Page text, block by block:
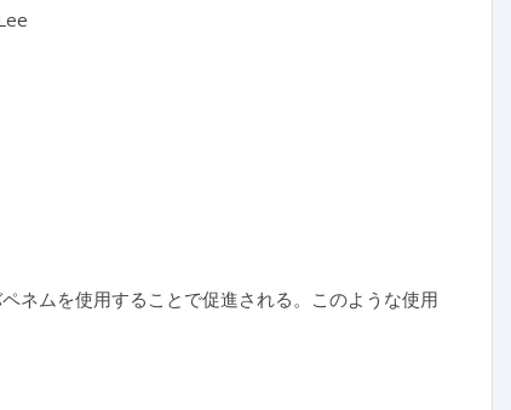
ネムを使用することで促進される。このような使用